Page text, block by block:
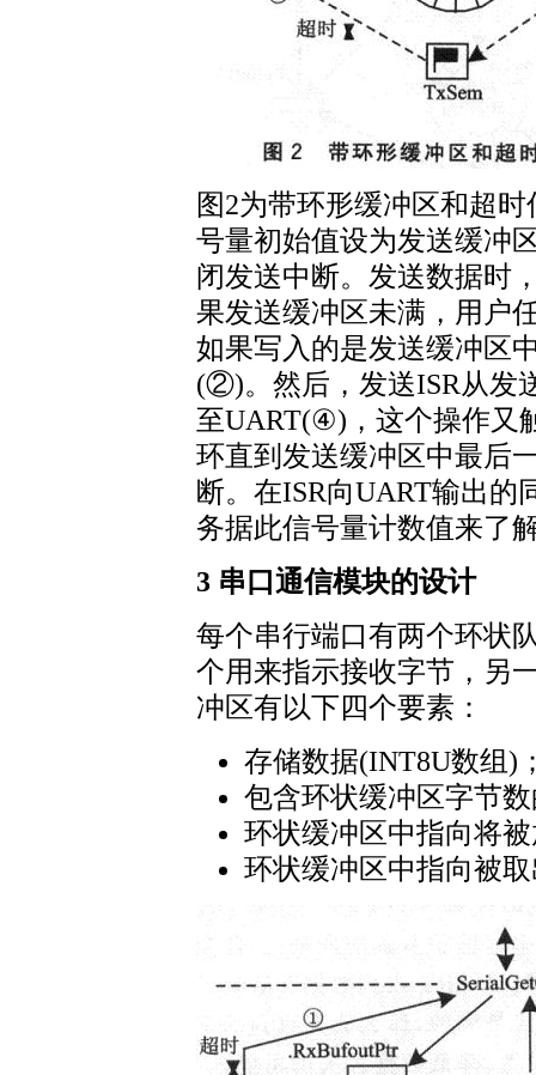
图2为带环形缓冲区和超
号量初始值设为发送缓冲
闭发送中断。发送数据时
果发送缓冲区未满，用户
如果写入的是发送缓冲区
(②)。然后，发送ISR从发
至UART(④)，这个操作又
环直到发送缓冲区中最后
断。在ISR向UART输出
务据此信号量计数值来了
3 串口通信模块的设计
每个串行端口有两个环状
个用来指示接收字节，另
冲区有以下四个要素：
存储数据(INT8U数组)
包含环状缓冲区字节
环状缓冲区中指向将
环状缓冲区中指向被